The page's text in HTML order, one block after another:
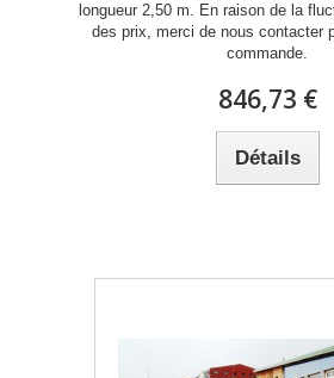
longueur 2,50 m. En raison de la
des prix, merci de nous contacter
commande.
846,73 €
Détails